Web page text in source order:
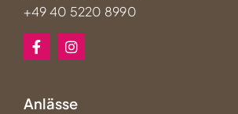
+49 40 5220 8990
Anlässe